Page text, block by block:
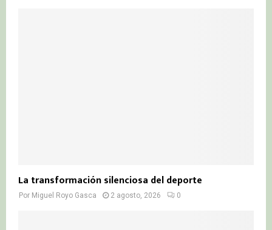
La transformación silenciosa del deporte
Por Miguel Royo Gasca 2 agosto, 2026 0